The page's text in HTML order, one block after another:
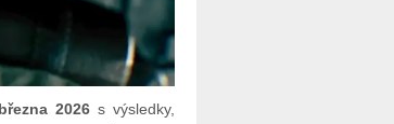
2026 s výsledky,